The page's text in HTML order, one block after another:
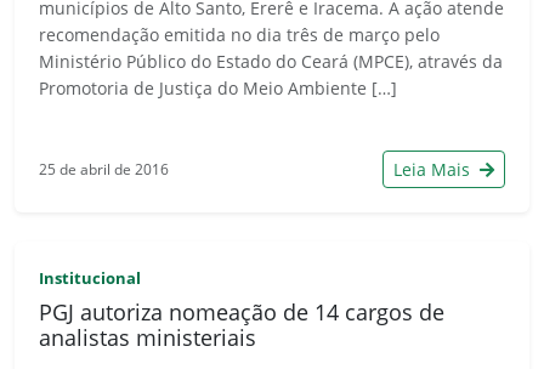
municípios de Alto Santo, Ererê e Iracema. A ação atende
recomendação emitida no dia três de março pelo
Ministério Público do Estado do Ceará (MPCE), através da
Promotoria de Justiça do Meio Ambiente […]
25 de abril de 2016 Leia Mais
Institucional
PGJ autoriza nomeação de 14 cargos de
analistas ministeriais